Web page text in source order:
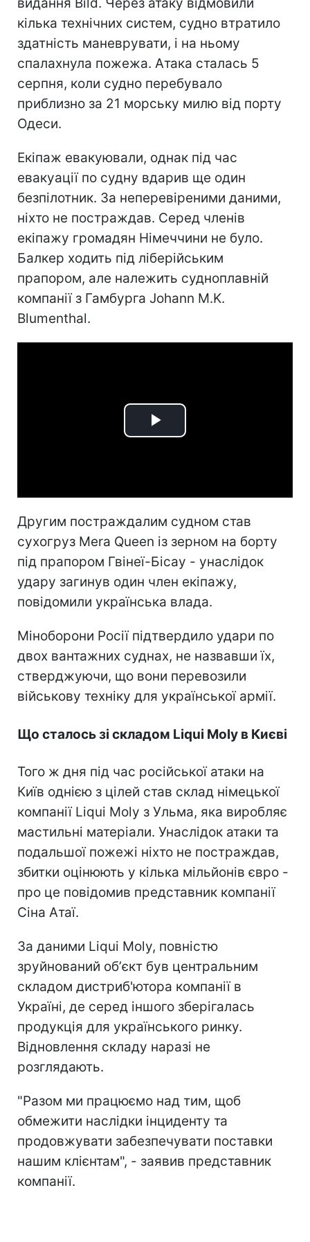
видання Bild. Через атаку відмовили
кілька технічних систем, судно втратило
здатність маневрувати, і на ньому
спалахнула пожежа. Атака сталась 5
серпня, коли судно перебувало
приблизно за 21 морську милю від порту
Одеси.
Екіпаж евакуювали, однак під час
евакуації по судну вдарив ще один
безпілотник. За неперевіреними даними,
ніхто не постраждав. Серед членів
екіпажу громадян Німеччини не було.
Балкер ходить під ліберійським
прапором, але належить судноплавній
компанії з Гамбурга Johann M.K.
Blumenthal.
Play
Другим постраждалим судном став
сухогруз Mera Queen із зерном на борту
під прапором Гвінеї-Бісау - унаслідок
удару загинув один член екіпажу,
повідомили українська влада.
Міноборони Росії підтвердило удари по
двох вантажних суднах, не назвавши їх,
стверджуючи, що вони перевозили
військову техніку для української армії.
Що сталось зі складом Liqui Moly в Києві
Того ж дня під час російської атаки на
Київ однією з цілей став склад німецької
компанії Liqui Moly з Ульма, яка виробляє
мастильні матеріали. Унаслідок атаки та
подальшої пожежі ніхто не постраждав,
збитки оцінюють у кілька мільйонів євро -
про це повідомив представник компанії
Сіна Атаї.
За даними Liqui Moly, повністю
зруйнований обʼєкт був центральним
складом дистриб'ютора компанії в
Україні, де серед іншого зберігалась
продукція для українського ринку.
Відновлення складу наразі не
розглядають.
"Разом ми працюємо над тим, щоб
обмежити наслідки інциденту та
продовжувати забезпечувати поставки
нашим клієнтам", - заявив представник
компанії.